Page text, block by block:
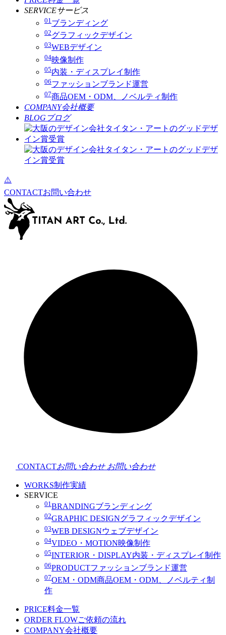
SERVICEサービス
01 ブランディング
02グラフィックデザイン
03WEBデザイン
04映像制作
05内装・ディスプレイ制作
06ファッションブランド運営
07商品OEM・ODM、ノベルティ制作
COMPANY会社概要
BLOG ブログ
CONTACTお問い合わせ
CONTACTお問い合わせ お問い合わせ
WORKS制作実績
SERVICE
01 BRANDINGブランディング
02GRAPHIC DESIGNグラフィックデザイン
03WEB DESIGNウェブデザイン
04VIDEO・MOTION映像制作
05INTERIOR・DISPLAY内装・ディスプレイ制作
06PRODUCTファッションブランド運営
07OEM・ODM商品OEM・ODM、ノベルティ制
作
PRICE料金一覧
ORDER FLOWご依頼の流れ
COMPANY会社概要